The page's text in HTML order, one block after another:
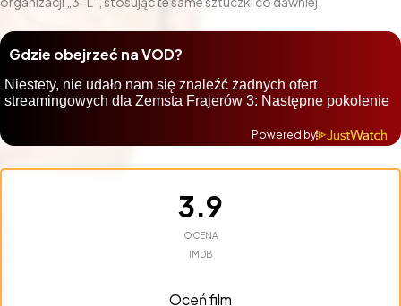
Gdzie obejrzeć na VOD?
Powered by
3.9
OCENA
IMDB
Oceń film